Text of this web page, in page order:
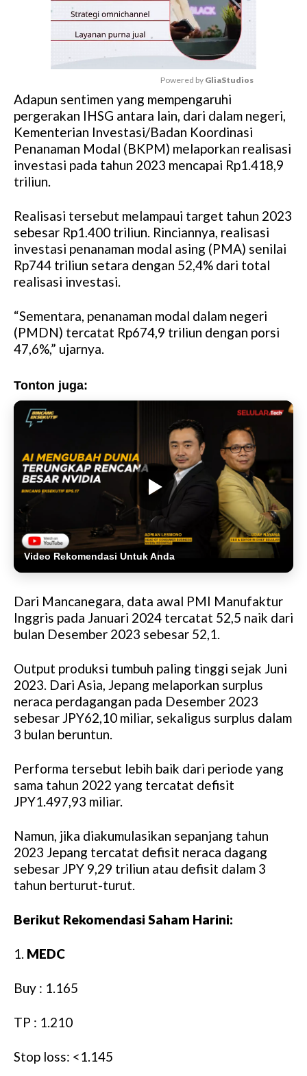
M
u
t
e
Powered by GliaStudios
Adapun sentimen yang mempengaruhi
pergerakan IHSG antara lain, dari dalam negeri,
Kementerian Investasi/Badan Koordinasi
Penanaman Modal (BKPM) melaporkan realisasi
investasi pada tahun 2023 mencapai Rp1.418,9
triliun.
Realisasi tersebut melampaui target tahun 2023
sebesar Rp1.400 triliun. Rinciannya, realisasi
investasi penanaman modal asing (PMA) senilai
Rp744 triliun setara dengan 52,4% dari total
realisasi investasi.
“Sementara, penanaman modal dalam negeri
(PMDN) tercatat Rp674,9 triliun dengan porsi
47,6%,” ujarnya.
Tonton juga:
Video Rekomendasi Untuk Anda
Dari Mancanegara, data awal PMI Manufaktur
Inggris pada Januari 2024 tercatat 52,5 naik dari
bulan Desember 2023 sebesar 52,1.
Output produksi tumbuh paling tinggi sejak Juni
2023. Dari Asia, Jepang melaporkan surplus
neraca perdagangan pada Desember 2023
sebesar JPY62,10 miliar, sekaligus surplus dalam
3 bulan beruntun.
Performa tersebut lebih baik dari periode yang
sama tahun 2022 yang tercatat defisit
JPY1.497,93 miliar.
Namun, jika diakumulasikan sepanjang tahun
2023 Jepang tercatat defisit neraca dagang
sebesar JPY 9,29 triliun atau defisit dalam 3
tahun berturut-turut.
Berikut Rekomendasi Saham Harini:
1. MEDC
Buy : 1.165
TP : 1.210
Stop loss: <1.145